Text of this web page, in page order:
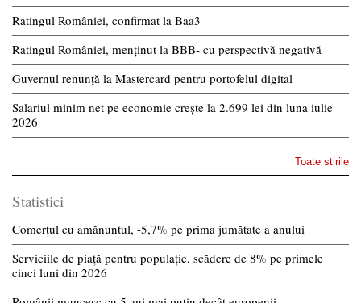
Ratingul României, confirmat la Baa3
Ratingul României, menținut la BBB- cu perspectivă negativă
Guvernul renunță la Mastercard pentru portofelul digital
Salariul minim net pe economie crește la 2.699 lei din luna iulie
2026
Toate stirile
Statistici
Comerțul cu amănuntul, -5,7% pe prima jumătate a anului
Serviciile de piață pentru populație, scădere de 8% pe primele
cinci luni din 2026